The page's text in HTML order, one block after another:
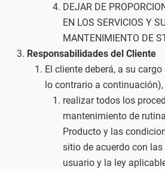
DEJAR DE
EN LOS SERVICIOS Y
MANTENIMIENTO DE
Responsabilidades del Cliente
El cliente deberá, a su
lo contrario a continuación),
realizar todos los
mantenimiento de
Producto y las
sitio de acuerdo con
usuario y la ley